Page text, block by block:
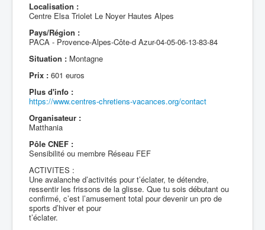
Localisation :
Centre Elsa Triolet Le Noyer Hautes Alpes
Pays/Région :
PACA - Provence-Alpes-Côte-d Azur-04-05-06-13-83-84
Situation : Montagne
Prix : 601 euros
Plus d'info :
https://www.centres-chretiens-vacances.org/contact
Organisateur :
Matthania
Pôle CNEF :
Sensibilité ou membre Réseau FEF
ACTIVITES :
Une avalanche d’activités pour t’éclater, te détendre,
ressentir les frissons de la glisse. Que tu sois débutant ou
confirmé, c’est l’amusement total pour devenir un pro de
sports d’hiver et pour
t’éclater.